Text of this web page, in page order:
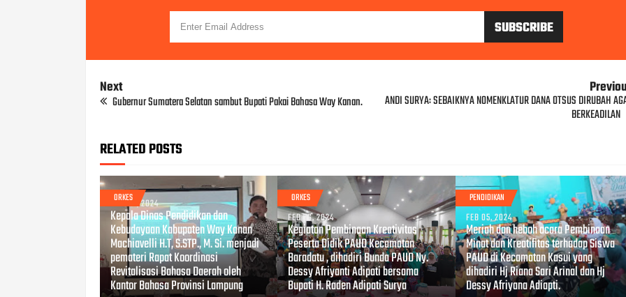
Next
Gubernur Sumatera Selatan sambut Bupati Pakai Bahasa Way Kanan. ANDI SURYA: SEBAIKNYA NOMENKLATUR DANA OTSUS DIRUBAH
BERKEADILAN
RELATED POSTS
ORKES
MAR 07, 2024
Kepala Dinas Pendidikan dan
Kebudayaan Kabupaten Way Kanan
Machiavelli H.T, S.STP., M. Si. menjadi
pemateri Rapat Koordinasi
Revitalisasi Bahasa Daerah oleh
Kantor Bahasa Provinsi Lampung
ORKES
FEB 26, 2024
Kegiatan Pembinaan Kreativitas
Peserta Didik PAUD Kecamatan
Baradatu , dihadiri Bunda PAUD Ny.
Dessy Afriyanti Adipati bersama
Bupati H. Raden Adipati Surya
PENDIDIKAN
FEB 05, 2024
Meriah dan heboh acara Pembinaan
Minat dan Kreatifitas terhadap Siswa
PAUD di Kecamatan Kasui yang
dihadiri Hj Riana Sari Arinal dan Hj
Dessy Afriyana Adiapti.